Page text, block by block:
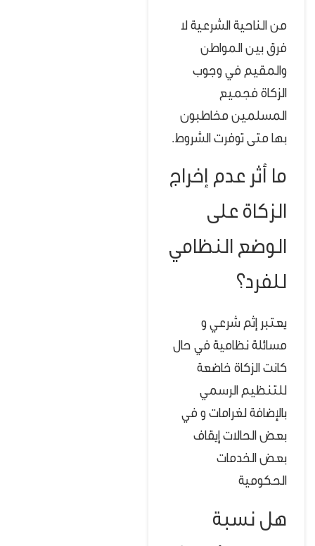
من الناحية الشرعية لا
فرق بين المواطن
والمقيم في وجوب
الزكاة فجميع
المسلمين مخاطبون
بها متى توفرت الشروط.
ما أثر عدم إخراج
الزكاة على
الوضع النظامي
للفرد؟
يعتبر إثم شرعي و
مسائلة نظامية في حال
كانت الزكاة خاضعة
للتنظيم الرسمي
بالإضافة لغرامات و في
بعض الحالات إيقاف
بعض الخدمات
الحكومية
هل نسبة